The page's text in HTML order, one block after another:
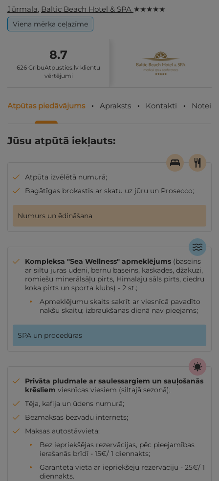
Jūrmala, Baltic Beach Hotel & SPA ★ ★ ★ ★ ★
Viena mērķa ceļazīme
8.7
626 GribuAtpusties.lv klientu
vērtējumi
Atpūtas piedāvājums Apraksts Kontakti
Jūsu atpūtā iekļauts:
Atpūta izvēlētā numurā;
Bagātīgas brokastis ar skatu uz jūru un Prosecco;
Numurs un ēdināšana
Kompleksa "Sea Wellness" apmeklējums (baseins
ar siltu jūras ūdeni, bērnu baseins, kaskādes, džakuzi,
romiešu minerālsāļu pirts, Himalaju sāls pirts, ciedru
koka pirts un sporta klubs) - 2 st.;
Apmeklējumu skaits sakrīt ar viesnīcā pavadīto
nakšu skaitu; izbraukšanas dienā nav pieejams;
SPA un procedūras
Privāta pludmale ar saulessargiem un sauļošanās
krēsliem viesnīcas viesiem (siltajā sezonā);
Tēja, kafija un ūdens numurā;
Bezmaksas bezvadu internets;
Maksas autostāvvieta:
Bez iepriekšējas rezervācijas, pēc pieejamības
ierašanās brīdī - 15€/ 1 diennakts;
Garantēta vieta ar iepriekšēju rezervāciju - 25€/ 1
diennakts.